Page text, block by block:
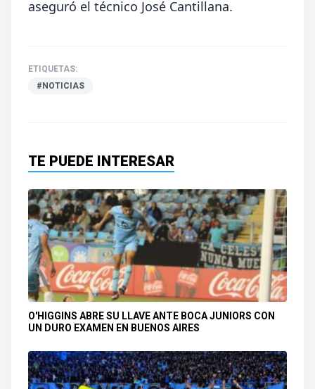
aseguró el técnico José Cantillana.
ETIQUETAS:
#NOTICIAS
TE PUEDE INTERESAR
O'HIGGINS ABRE SU LLAVE ANTE BOCA JUNIORS CON
UN DURO EXAMEN EN BUENOS AIRES